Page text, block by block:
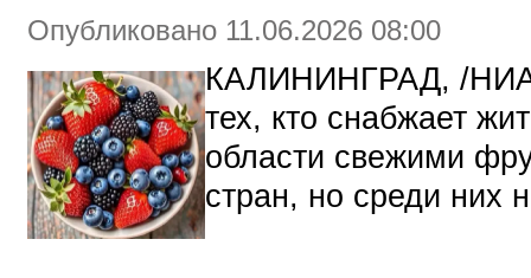
Опубликовано 11.06.2026 08:00
КАЛИНИНГРАД, /
тех, кто снабжает
области свежими
стран, но среди них